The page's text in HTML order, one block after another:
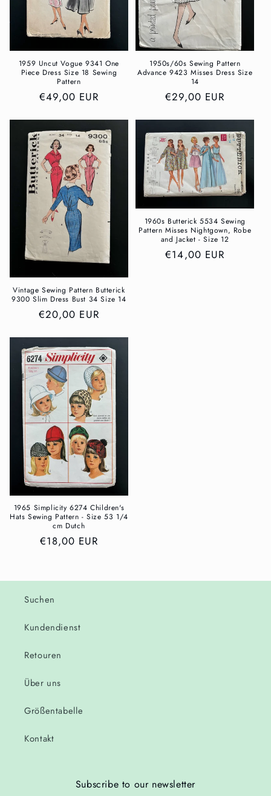
1959 Uncut Vogue 9341 One
Piece Dress Size 18 Sewing
Pattern
Normaler
€49,00 EUR
1950s/60s Sewing Pattern
Advance 9423 Misses Dress Size
14
Normaler
€29,00 EUR
Vintage Sewing Pattern Butterick
9300 Slim Dress Bust 34 Size 14
Normaler
€20,00 EUR
1960s Butterick 5534 Sewing
Pattern Misses Nightgown, Robe
and Jacket - Size 12
Normaler
€14,00 EUR
1965 Simplicity 6274 Children's
Hats Sewing Pattern - Size 53 1/4
cm Dutch
Normaler
€18,00 EUR
Suchen
Kundendienst
Retouren
Über uns
Größentabelle
Kontakt
Subscribe to our newsletter